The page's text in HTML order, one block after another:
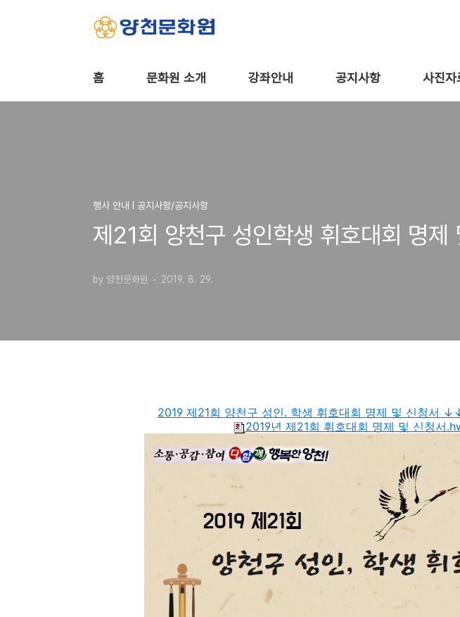
홈 문화원 소개 강좌안내 공지사항 사진자
행사 안내 Ι 공지사항/공지사항
제21회 양천구 성인학생 휘호대회 명제
by 양천문화원 2019. 8. 29.
2019 제21회 양천구 성인. 학생 휘호대회 명제 및 신청서 ↓
2019년 제21회 휘호대회 명제 및 신청서